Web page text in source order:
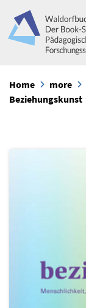
Home more
Beziehungskunst